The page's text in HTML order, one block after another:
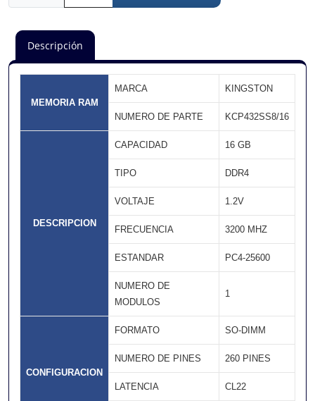
Descripción
MEMORIA RAM
MARCA KINGSTON
NUMERO DE PARTE KCP432SS8/16
DESCRIPCION
CAPACIDAD 16 GB
TIPO DDR4
VOLTAJE 1.2V
FRECUENCIA 3200 MHZ
ESTANDAR PC4-25600
NUMERO DE
MODULOS
1
CONFIGURACION
FORMATO SO-DIMM
NUMERO DE PINES 260 PINES
LATENCIA CL22